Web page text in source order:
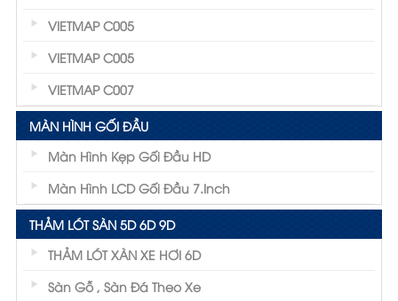
VIETMAP C005
VIETMAP C005
VIETMAP C007
MÀN HÌNH GỐI ĐẦU
Màn Hình Kẹp Gối Đầu HD
Màn Hình LCD Gối Đầu 7.inch
THẢM LÓT SÀN 5D 6D 9D
THẢM LÓT XÀN XE HƠI 6D
Sàn Gỗ , Sàn Đá Theo Xe